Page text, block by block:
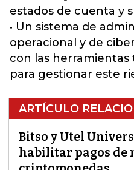
estados de cuenta y
• Un sistema de
operacional y de
con las
para gestionar este
ARTÍCULO
Bitso y Utel
habilitar pagos de